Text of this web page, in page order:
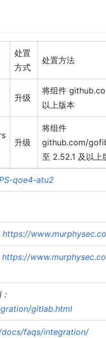
处置
方式
处置方法
升级
将组件
以上版本
升级
将组件
github.com/
至 2.52.1 及以上
qoe4-atu2
https://
https://
gitlab.html
faqs/integration/